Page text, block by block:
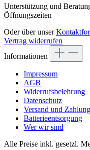
Unterstützung und
Öffnungszeiten
Oder über unser
Vertrag widerrufen
Informationen
Impressum
AGB
Widerrufsbelehrung
Datenschutz
Versand und Zahlung
Batterieentsorgung
Wer wir sind
Alle Preise inkl. gesetzl.